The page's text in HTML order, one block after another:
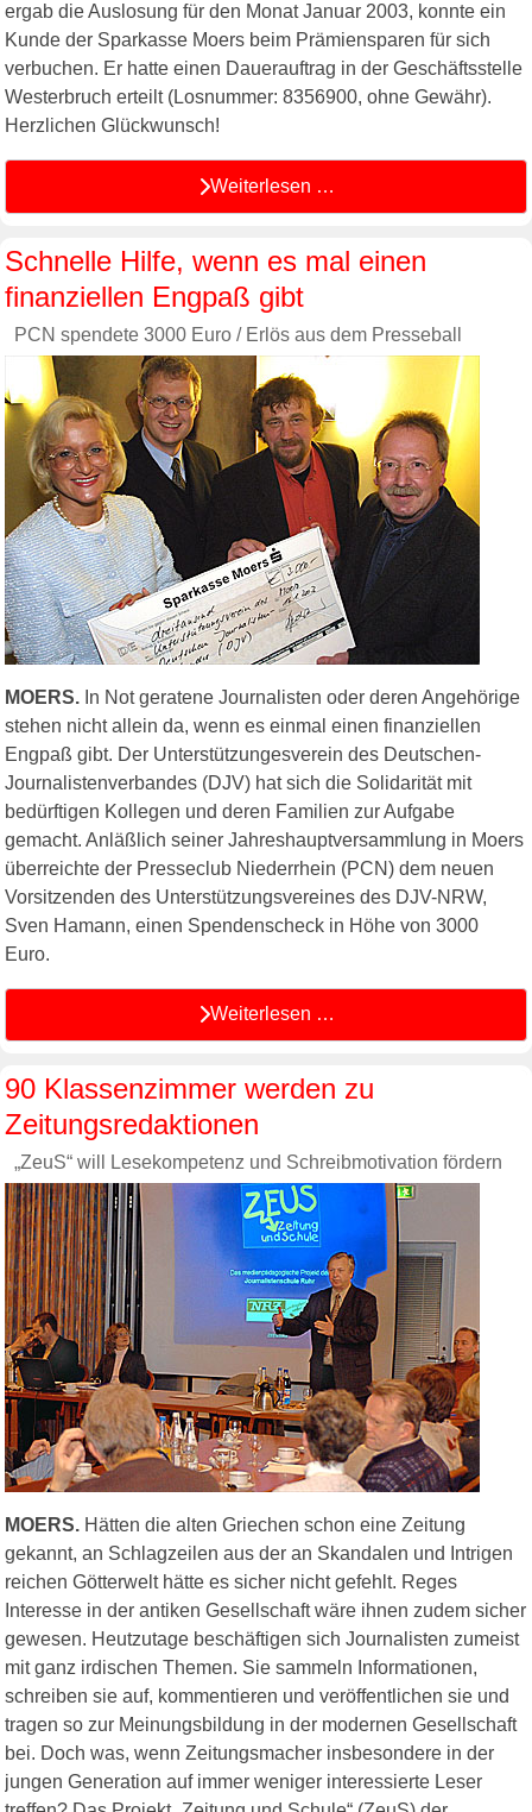
ergab die Auslosung für den Monat Januar 2003, konnte ein
Kunde der Sparkasse Moers beim Prämiensparen für sich
verbuchen. Er hatte einen Dauerauftrag in der Geschäftsstelle
Westerbruch erteilt (Losnummer: 8356900, ohne Gewähr).
Herzlichen Glückwunsch!
Weiterlesen …
Schnelle Hilfe, wenn es mal einen
finanziellen Engpaß gibt
PCN spendete 3000 Euro / Erlös aus dem Presseball
MOERS. In Not geratene Journalisten oder deren Angehörige
stehen nicht allein da, wenn es einmal einen finanziellen
Engpaß gibt. Der Unterstützungesverein des Deutschen-
Journalistenverbandes (DJV) hat sich die Solidarität mit
bedürftigen Kollegen und deren Familien zur Aufgabe
gemacht. Anläßlich seiner Jahreshauptversammlung in Moers
überreichte der Presseclub Niederrhein (PCN) dem neuen
Vorsitzenden des Unterstützungsvereines des DJV-NRW,
Sven Hamann, einen Spendenscheck in Höhe von 3000
Euro.
Weiterlesen …
90 Klassenzimmer werden zu
Zeitungsredaktionen
„ZeuS“ will Lesekompetenz und Schreibmotivation fördern
MOERS. Hätten die alten Griechen schon eine Zeitung
gekannt, an Schlagzeilen aus der an Skandalen und Intrigen
reichen Götterwelt hätte es sicher nicht gefehlt. Reges
Interesse in der antiken Gesellschaft wäre ihnen zudem sicher
gewesen. Heutzutage beschäftigen sich Journalisten zumeist
mit ganz irdischen Themen. Sie sammeln Informationen,
schreiben sie auf, kommentieren und veröffentlichen sie und
tragen so zur Meinungsbildung in der modernen Gesellschaft
bei. Doch was, wenn Zeitungsmacher insbesondere in der
jungen Generation auf immer weniger interessierte Leser